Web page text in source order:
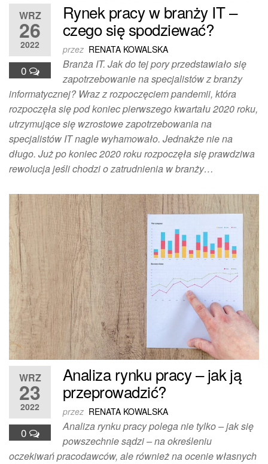
WRZ
26
2022
0
Rynek pracy w branży IT –
czego się spodziewać?
przez RENATA KOWALSKA
Branża IT. Jak do tej pory przedstawiało się
zapotrzebowanie na specjalistów z branży
informatycznej? Wraz z rozpoczęciem pandemii, która
rozpoczęła się pod koniec pierwszego kwartału 2020 roku,
utrzymujące się wzrostowe zapotrzebowania na
specjalistów IT nagle wyhamowało. Jednakże nie na
długo. Już po koniec 2020 roku rozpoczęła się prawdziwa
rewolucja jeśli chodzi o zatrudnienia w branży…
WRZ
23
2022
0
Analiza rynku pracy – jak ją
przeprowadzić?
przez RENATA KOWALSKA
Analiza rynku pracy polega nie tylko – jak się
powszechnie sądzi – na określeniu
oczekiwań pracodawców, ale również na ocenie własnych